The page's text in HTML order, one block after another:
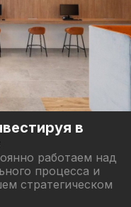
в
работаем над
процесса и
стратегическом